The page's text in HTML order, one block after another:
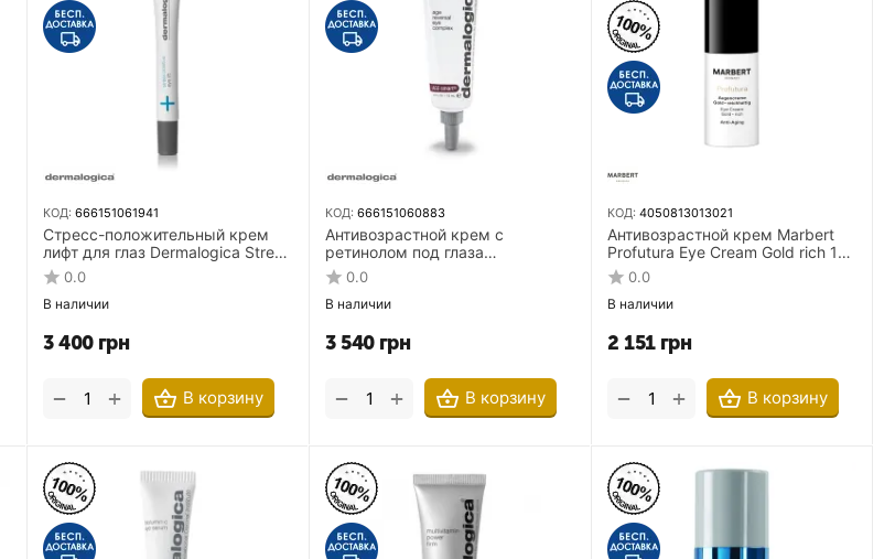
КОД: 666151061941
Стресс-положительный крем
лифт для глаз Dermalogica Stress
0.0
В наличии
3 400 грн
В корзину
+
−
КОД: 666151060883
Антивозрастной крем с
ретинолом под глаза
Dermalogica age reversal eye
complex 15 мл
0.0
В наличии
3 540 грн
В корзину
+
−
КОД: 4050813013021
Антивозрастной крем Marbert
Profutura Eye Cream Gold rich 15
мл по уходу за кожей глаз
Золотая линия
0.0
В наличии
2 151 грн
В корзину
+
−